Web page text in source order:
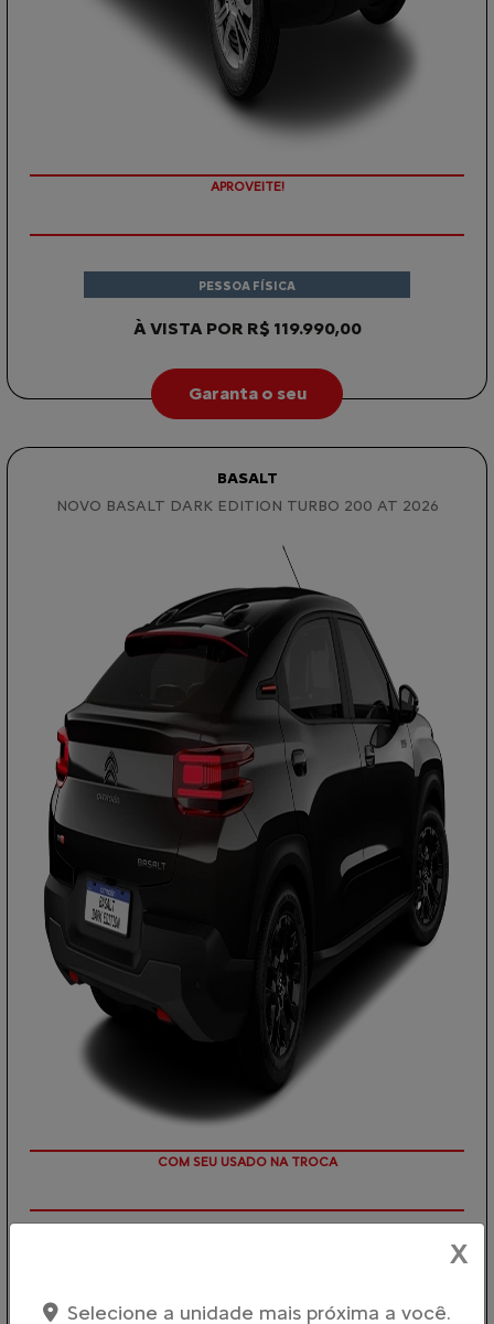
APROVEITE!
À VISTA POR R$ 119.990,00
PESSOA FÍSICA
Garanta o seu
BASALT
NOVO BASALT DARK EDITION TURBO 200 AT 2026
TAXA ZERO
X
Selecione a unidade mais próxima a você.